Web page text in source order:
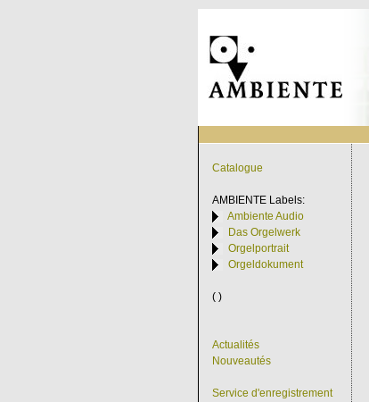
Catalogue
AMBIENTE Labels:
Ambiente Audio
Das Orgelwerk
Orgelportrait
Orgeldokument
( )
Actualités
Nouveautés
Service d'enregistrement